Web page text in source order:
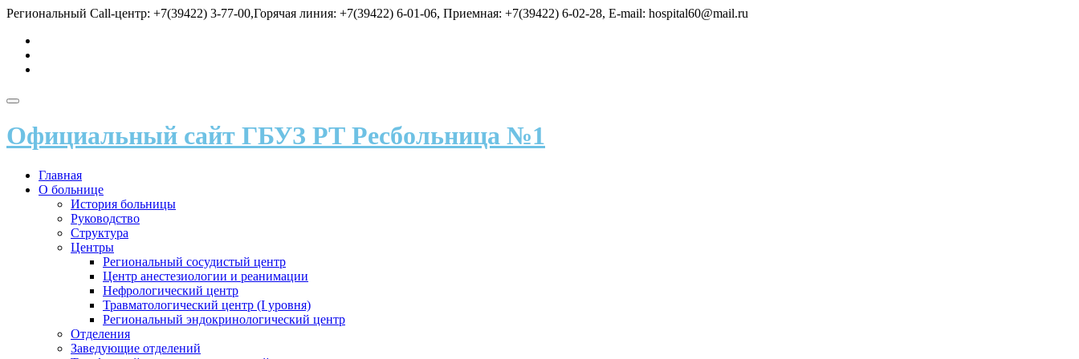
Перейти
содержимому
Региональный Call-центр: +7(39422) 3-77-00,Горячая линия: +7(39422) 6-01-06, Приемная: +7(39422) 6-02-28, E-mail: hospital60@mail.ru
Показать/
навигацию
Официальный сайт ГБУЗ РТ Ресбольница №1
Главная
О больнице
История больницы
Руководство
Структура
Центры
Региональный сосудистый центр
Центр анестезиологии и реанимации
Нефрологический центр
Травматологический центр (I уровня)
Региональный эндокринологический центр
Отделения
Заведующие отделений